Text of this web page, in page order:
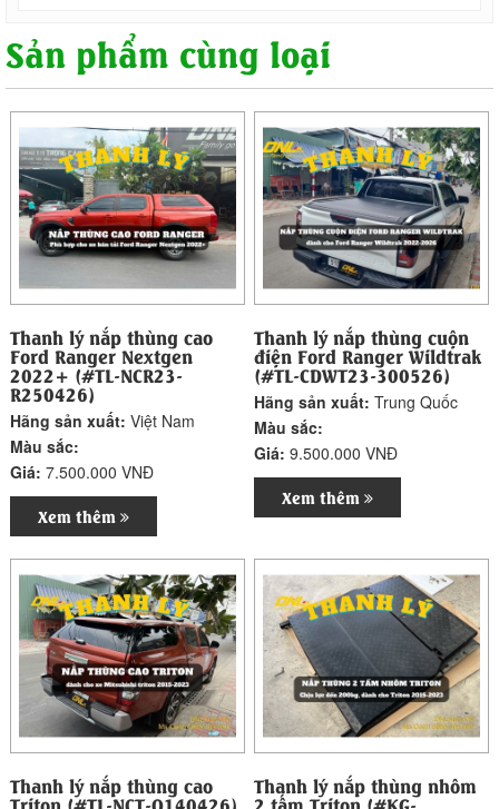
Sản phẩm cùng loại
Thanh lý nắp thùng cao
Ford Ranger Nextgen
2022+ (#TL-NCR23-
R250426)
Hãng sản xuất:Việt Nam
Màu sắc:
Giá:7.500.000 VNĐ
Xem thêm
Thanh lý nắp thùng cuộn
điện Ford Ranger Wildtrak
(#TL-CDWT23-300526)
Hãng sản xuất:Trung Quốc
Màu sắc:
Giá:9.500.000 VNĐ
Xem thêm
Thanh lý nắp thùng cao Thanh lý nắp thùng nhôm